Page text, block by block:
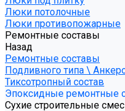
Люки потолочные
Люки противопожарные
Ремонтные составы
Назад
Ремонтные составы
Подливного типа \
Тиксотропный состав
Эпоксидные ремонтные
Сухие строительные